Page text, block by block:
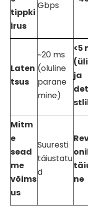
tippki
irus
Gbps
Laten
tsus
~20 ms
(oluline
parane
mine)
<5
ja
Mitm
e
sead
me
võims
us
Suuresti
täiustatu
d
ne